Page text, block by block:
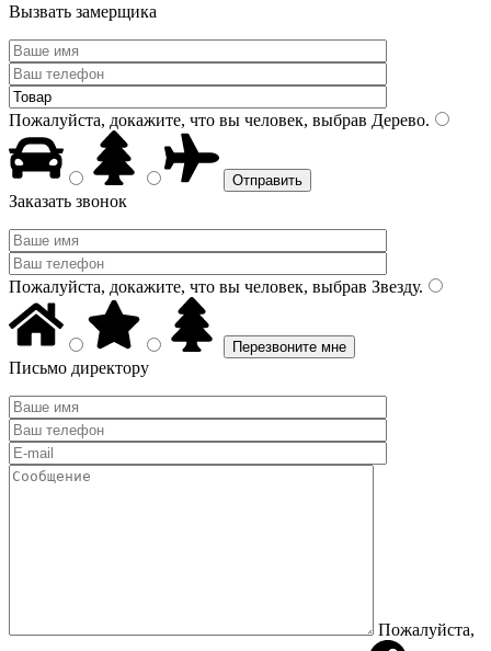
Вызвать замерщика
Пожалуйста, докажите, что вы человек, выбрав Дерево.
Заказать звонок
Пожалуйста, докажите, что вы человек, выбрав Звезду.
Письмо директору
Пожалуйста,